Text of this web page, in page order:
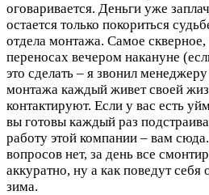
оговаривается. Деньги уже
остается только покориться
отдела монтажа. Самое
переносах вечером накануне
это сделать – я звонил
монтажа каждый живет своей
контактируют. Если у вас есть
вы готовы каждый раз
работу этой компании – вам
вопросов нет, за день все
аккуратно, ну а как поведут
зима.